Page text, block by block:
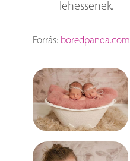
lehessenek.
Forrás: boredpanda.com